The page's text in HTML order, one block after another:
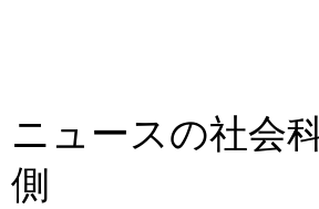
ニュースの社会
側